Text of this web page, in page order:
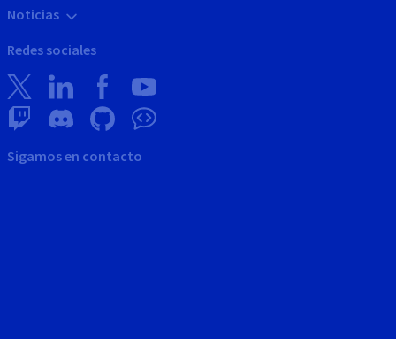
Noticias
Redes sociales
Sigamos en contacto